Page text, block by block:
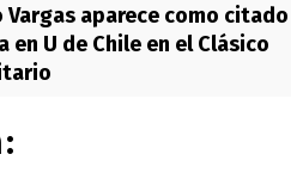
Vargas aparece como citado
en U de Chile en el Clásico